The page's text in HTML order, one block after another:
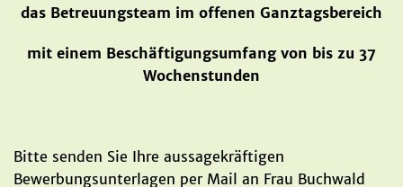
das Betreuungsteam im offenen Ganztagsbereich
mit einem Beschäftigungsumfang von bis zu 37
Wochenstunden
Bitte senden Sie Ihre aussagekräftigen
Bewerbungsunterlagen per Mail an Frau Buchwald